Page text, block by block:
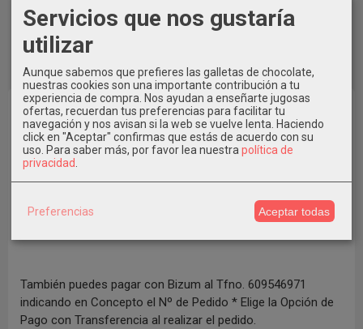
También puedes pagar con Bizum al Tfno. 609546971
indicando en Concepto el Nº de Pedido * Elige la Opción de
Pago con Transferencia al realizar el pedido.
Servicios que nos gustaría
utilizar
Aunque sabemos que prefieres las galletas de chocolate,
nuestras cookies son una importante contribución a tu
experiencia de compra. Nos ayudan a enseñarte jugosas
ofertas, recuerdan tus preferencias para facilitar tu
navegación y nos avisan si la web se vuelve lenta. Haciendo
click en "Aceptar" confirmas que estás de acuerdo con su
uso. Para saber más, por favor lea nuestra política de
privacidad
Preferencias Aceptar todas